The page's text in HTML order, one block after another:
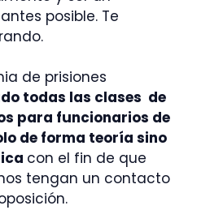
posible. Te
de prisiones
todas las clases de
para funcionarios de
de forma teoría sino
con el fin de que
tengan un contacto